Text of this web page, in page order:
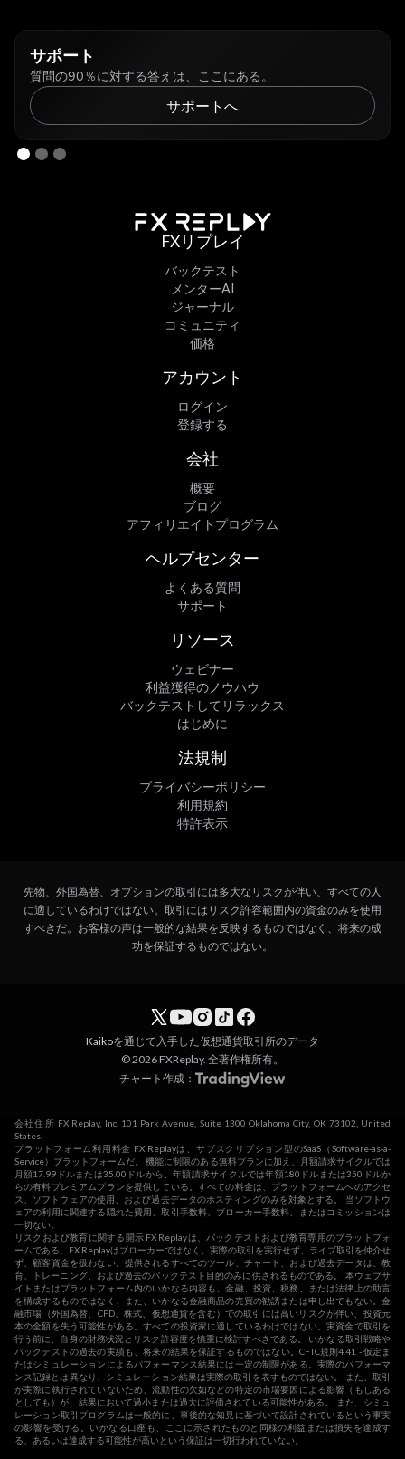
サポート
質問の90％に対する答えは、ここにある。
サポートへ
FXリプレイ
バックテスト
メンターAI
ジャーナル
コミュニティ
価格
アカウント
ログイン
登録する
会社
概要
ブログ
アフィリエイトプログラム
ヘルプセンター
よくある質問
サポート
リソース
ウェビナー
利益獲得のノウハウ
バックテストしてリラックス
はじめに
法規制
プライバシーポリシー
利用規約
特許表示
先物、外国為替、オプションの取引には多大なリスクが伴い、すべての人
に適しているわけではない。取引にはリスク許容範囲内の資金のみを使用
すべきだ。お客様の声は一般的な結果を反映するものではなく、将来の成
功を保証するものではない。
Kaikoを通じて入手した仮想通貨取引所のデータ
© 2026 FXReplay. 全著作権所有。
チャート作成：
会社住所 FX Replay, Inc. 101 Park Avenue, Suite 1300 Oklahoma City, OK 73102, United
States.
プラットフォーム利用料金 FX Replayは、サブスクリプション型のSaaS（Software-as-a-
Service）プラットフォームだ。 機能に制限のある無料プランに加え、月額請求サイクルでは
月額17.99ドルまたは35.00ドルから、年額請求サイクルでは年額180ドルまたは350ドルか
らの有料プレミアムプランを提供している。すべての料金は、プラットフォームへのアクセ
ス、ソフトウェアの使用、および過去データのホスティングのみを対象とする。 当ソフトウ
ェアの利用に関連する隠れた費用、取引手数料、ブローカー手数料、またはコミッションは
一切ない。
リスクおよび教育に関する開示 FX Replayは、バックテストおよび教育専用のプラットフォ
ームである。FX Replayはブローカーではなく、実際の取引を実行せず、ライブ取引を仲介せ
ず、顧客資金を扱わない。提供されるすべてのツール、チャート、および過去データは、教
育、トレーニング、および過去のバックテスト目的のみに供されるものである。 本ウェブサ
イトまたはプラットフォーム内のいかなる内容も、金融、投資、税務、または法律上の助言
を構成するものではなく、また、いかなる金融商品の売買の勧誘または申し出でもない。金
融市場（外国為替、CFD、株式、仮想通貨を含む）での取引には高いリスクが伴い、投資元
本の全額を失う可能性がある。すべての投資家に適しているわけではない。実資金で取引を
行う前に、自身の財務状況とリスク許容度を慎重に検討すべきである。 いかなる取引戦略や
バックテストの過去の実績も、将来の結果を保証するものではない。CFTC規則4.41 - 仮定ま
たはシミュレーションによるパフォーマンス結果には一定の制限がある。実際のパフォーマ
ンス記録とは異なり、シミュレーション結果は実際の取引を表すものではない。 また、取引
が実際に執行されていないため、流動性の欠如などの特定の市場要因による影響（もしある
としても）が、結果において過小または過大に評価されている可能性がある。 また、シミュ
レーション取引プログラムは一般的に、事後的な知見に基づいて設計されているという事実
の影響を受ける。いかなる口座も、ここに示されたものと同様の利益または損失を達成す
る、あるいは達成する可能性が高いという保証は一切行われていない。